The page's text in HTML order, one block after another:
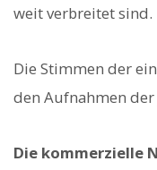
weit verbreitet sind.
Die Stimmen der
den Aufnahmen
Die kommerzielle